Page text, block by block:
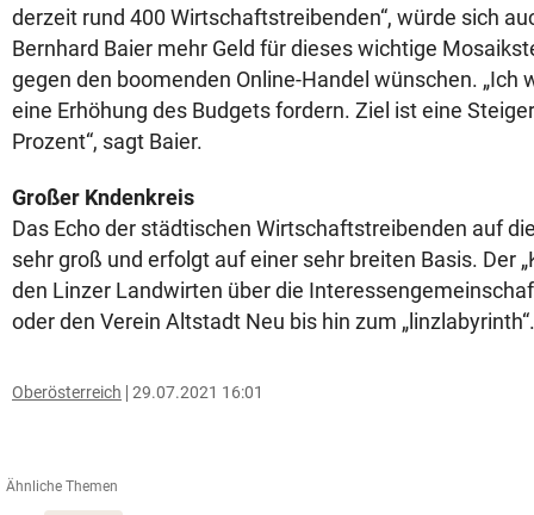
derzeit rund 400 Wirtschaftstreibenden“, würde sich
Bernhard Baier mehr Geld für dieses wichtige
gegen den boomenden Online-Handel wünschen. „Ich
eine Erhöhung des Budgets fordern. Ziel ist eine
Prozent“, sagt Baier.
Großer Kndenkreis
Das Echo der städtischen Wirtschaftstreibenden auf
sehr groß und erfolgt auf einer sehr breiten Basis. Der
den Linzer Landwirten über die
oder den Verein Altstadt Neu bis hin zum „linzlabyrinth“.
Oberösterreich 29.07.2021 16:01
Ähnliche Themen